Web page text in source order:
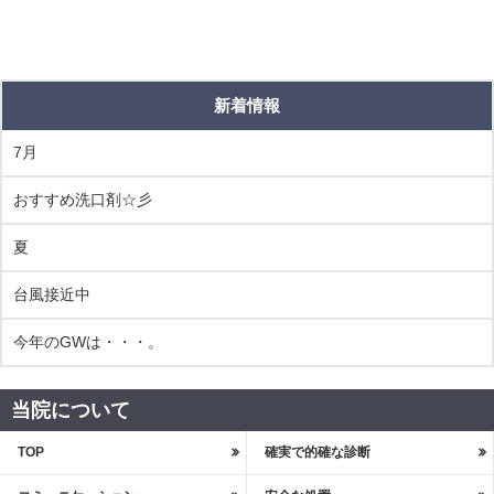
新着情報
7月
おすすめ洗口剤☆彡
夏
台風接近中
今年のGWは・・・。
当院について
TOP 確実で的確な診断